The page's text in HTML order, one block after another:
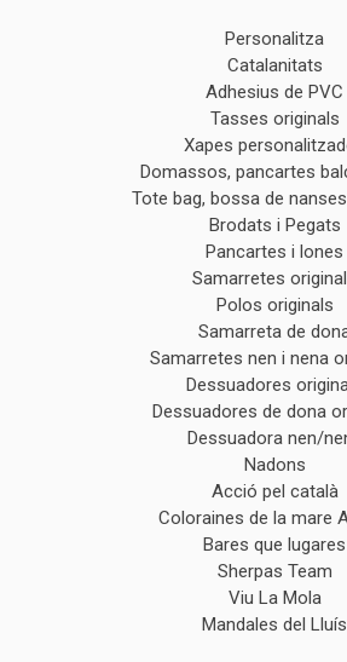
Personalitza
Catalanitats
Adhesius de PVC
Tasses originals
Xapes
Domassos, pancartes
Tote bag, bossa de
Brodats i Pegats
Pancartes i lones
Samarretes
Polos originals
Samarreta de
Samarretes nen i nena
Dessuadores
Dessuadores de dona
Dessuadora nen/
Nadons
Acció pel català
Coloraines de la mare
Bares que lugares
Sherpas Team
Viu La Mola
Mandales del Lluís